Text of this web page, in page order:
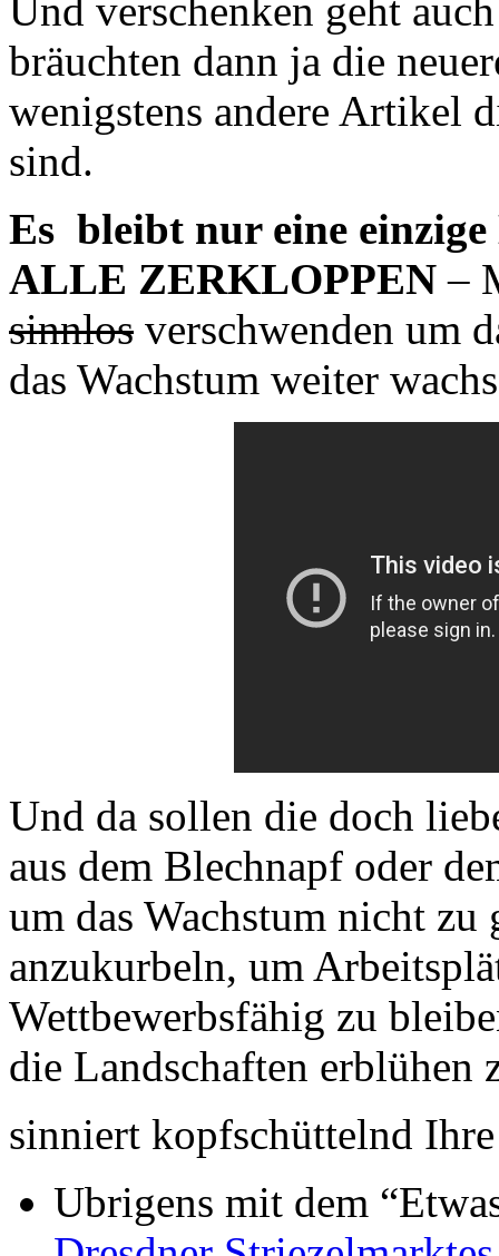
Und verschenken geht
bräuchten dann ja die
wenigstens andere Artikel
sind.
Es bleibt nur eine
ALLE ZERKLOPPEN –
sinnlos verschwenden um
das Wachstum weiter
Und da sollen die doch
aus dem Blechnapf oder
um das Wachstum nicht
anzukurbeln, um
Wettbewerbsfähig zu
die Landschaften erblühen
sinniert kopfschüttelnd
Ubrigens mit dem